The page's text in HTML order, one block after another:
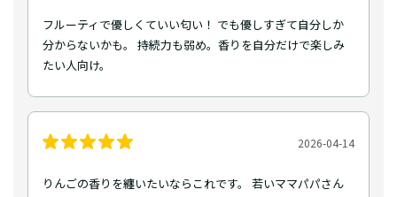
フルーティで優しくていい匂い！ でも優しすぎて自分しか
分からないかも。 持続力も弱め。香りを自分だけで楽しみ
たい人向け。
2026-04-14
りんごの香りを纏いたいならこれです。 若いママパパさん